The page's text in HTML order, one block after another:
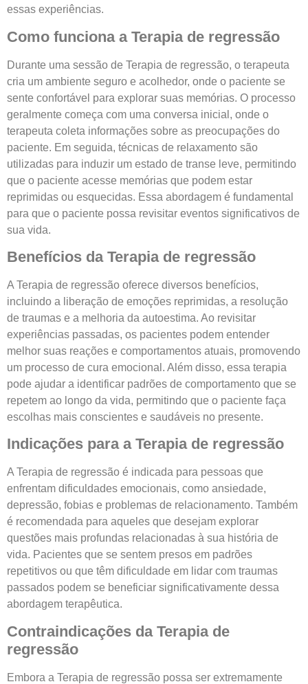
essas experiências.
Como funciona a Terapia de regressão
Durante uma sessão de Terapia de regressão, o terapeuta
cria um ambiente seguro e acolhedor, onde o paciente se
sente confortável para explorar suas memórias. O processo
geralmente começa com uma conversa inicial, onde o
terapeuta coleta informações sobre as preocupações do
paciente. Em seguida, técnicas de relaxamento são
utilizadas para induzir um estado de transe leve, permitindo
que o paciente acesse memórias que podem estar
reprimidas ou esquecidas. Essa abordagem é fundamental
para que o paciente possa revisitar eventos significativos de
sua vida.
Benefícios da Terapia de regressão
A Terapia de regressão oferece diversos benefícios,
incluindo a liberação de emoções reprimidas, a resolução
de traumas e a melhoria da autoestima. Ao revisitar
experiências passadas, os pacientes podem entender
melhor suas reações e comportamentos atuais, promovendo
um processo de cura emocional. Além disso, essa terapia
pode ajudar a identificar padrões de comportamento que se
repetem ao longo da vida, permitindo que o paciente faça
escolhas mais conscientes e saudáveis no presente.
Indicações para a Terapia de regressão
A Terapia de regressão é indicada para pessoas que
enfrentam dificuldades emocionais, como ansiedade,
depressão, fobias e problemas de relacionamento. Também
é recomendada para aqueles que desejam explorar
questões mais profundas relacionadas à sua história de
vida. Pacientes que se sentem presos em padrões
repetitivos ou que têm dificuldade em lidar com traumas
passados podem se beneficiar significativamente dessa
abordagem terapêutica.
Contraindicações da Terapia de
regressão
Embora a Terapia de regressão possa ser extremamente